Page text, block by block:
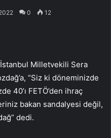
0 12
Milletvekili Sera
“Siz ki döneminizde
40’ı FETÖ’den ihraç
bakan sandalyesi değil,
dedi.